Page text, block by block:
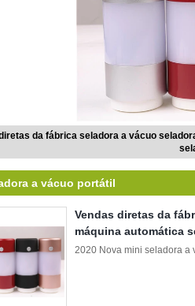
da fábrica seladora a vácuo
a vácuo portátil
Vendas diretas da
máquina automática
2020 Nova mini seladora a